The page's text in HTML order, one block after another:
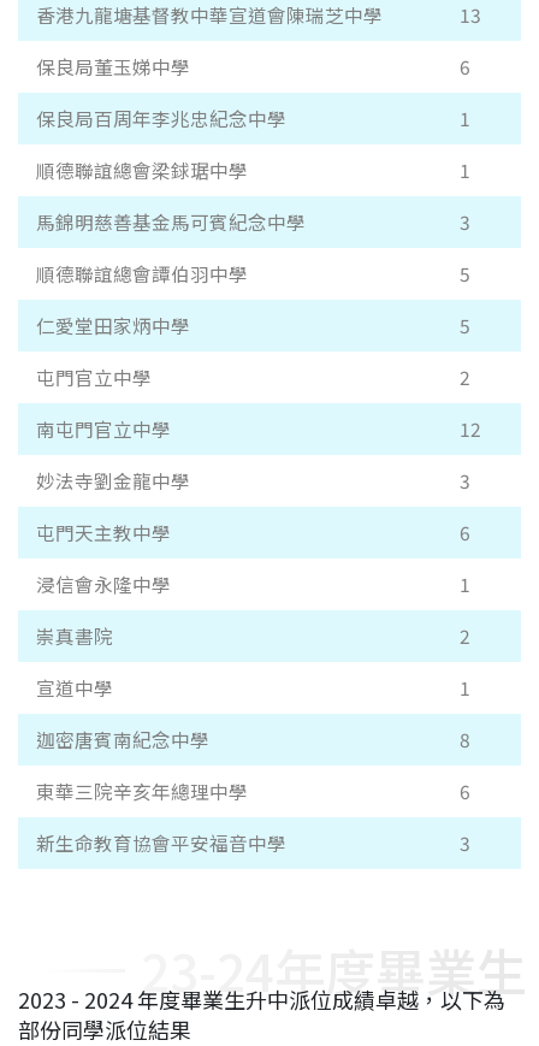
香港九龍塘基督教中華宣道會陳瑞芝中學
13
保良局董玉娣中學
6
保良局百周年李兆忠紀念中學
1
順德聯誼總會梁銶琚中學
1
馬錦明慈善基金馬可賓紀念中學
3
順德聯誼總會譚伯羽中學
5
仁愛堂田家炳中學
5
屯門官立中學
2
南屯門官立中學
12
妙法寺劉金龍中學
3
屯門天主教中學
6
浸信會永隆中學
1
崇真書院
2
宣道中學
1
迦密唐賓南紀念中學
8
東華三院辛亥年總理中學
6
新生命教育協會平安福音中學
3
23-24年度畢業生
2023 - 2024 年度畢業生升中派位成績卓越，以下為
部份同學派位結果